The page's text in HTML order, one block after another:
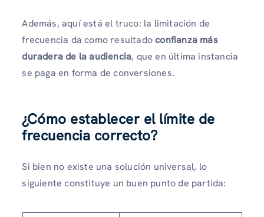
Además, aquí está el truco: la limitación de
frecuencia da como resultadoconfianza más
duradera de la audiencia, que en última instancia
se paga en forma de conversiones.
¿Cómo establecer el límite de
frecuencia correcto?
Si bien no existe una solución universal, lo
siguiente constituye un buen punto de partida: